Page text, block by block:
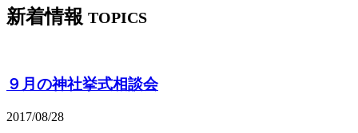
新着情報 TOPICS
９月の神社挙式相談会
2017/08/28